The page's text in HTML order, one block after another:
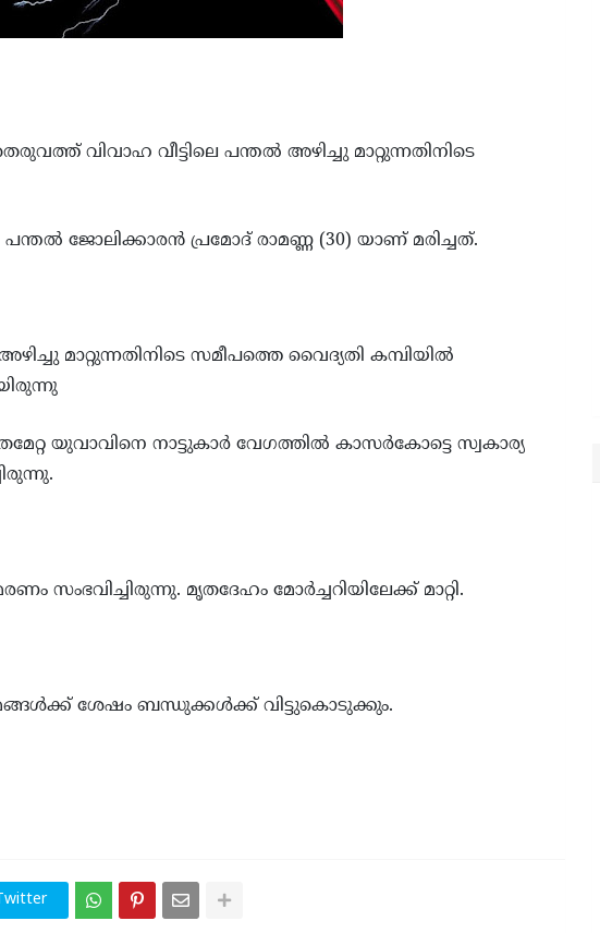
വിവാഹ വീട്ടിലെ പന്തൽ അഴിച്ചു മാറ്റുന്നതിനിടെ
ജോലിക്കാരൻ പ്രമോദ് രാമണ്ണ (30) യാണ് മരിച്ചത്.
മാറ്റുന്നതിനിടെ സമീപത്തെ വൈദ്യതി കമ്പിയിൽ
യുവാവിനെ നാട്ടുകാർ വേഗത്തിൽ കാസർകോട്ടെ സ്വകാര്യ
സംഭവിച്ചിരുന്നു. മൃതദേഹം മോർച്ചറിയിലേക്ക് മാറ്റി.
ശേഷം ബന്ധുക്കൾക്ക് വിട്ടുകൊടുക്കും.